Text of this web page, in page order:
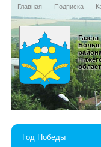
Главная Подписка
Газета
Год Победы